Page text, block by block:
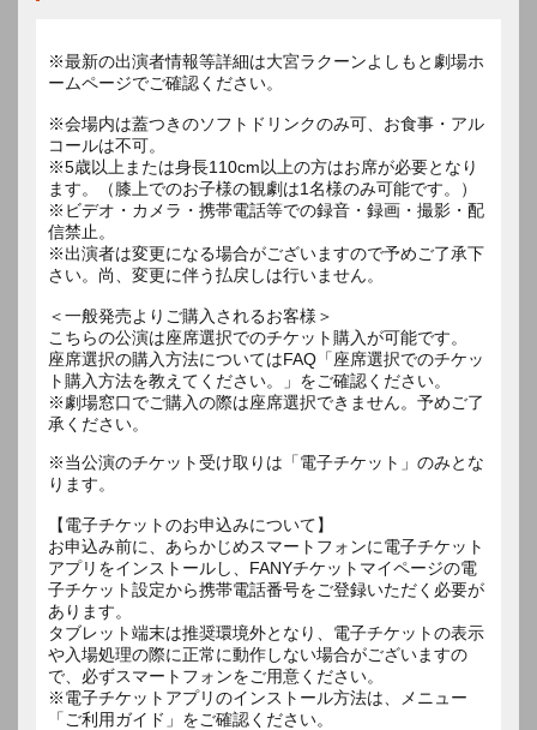
※最新の出演者情報等詳細は大宮ラクーンよしもと劇場ホ
ームページでご確認ください。
※会場内は蓋つきのソフトドリンクのみ可、お食事・アル
コールは不可。
※5歳以上または身長110cm以上の方はお席が必要となり
ます。（膝上でのお子様の観劇は1名様のみ可能です。）
※ビデオ・カメラ・携帯電話等での録音・録画・撮影・配
信禁止。
※出演者は変更になる場合がございますので予めご了承下
さい。尚、変更に伴う払戻しは行いません。
＜一般発売よりご購入されるお客様＞
こちらの公演は座席選択でのチケット購入が可能です。
座席選択の購入方法についてはFAQ「座席選択でのチケッ
ト購入方法を教えてください。」をご確認ください。
※劇場窓口でご購入の際は座席選択できません。予めご了
承ください。
※当公演のチケット受け取りは「電子チケット」のみとな
ります。
【電子チケットのお申込みについて】
お申込み前に、あらかじめスマートフォンに電子チケット
アプリをインストールし、FANYチケットマイページの電
子チケット設定から携帯電話番号をご登録いただく必要が
あります。
タブレット端末は推奨環境外となり、電子チケットの表示
や入場処理の際に正常に動作しない場合がございますの
で、必ずスマートフォンをご用意ください。
※電子チケットアプリのインストール方法は、メニュー
「ご利用ガイド」をご確認ください。